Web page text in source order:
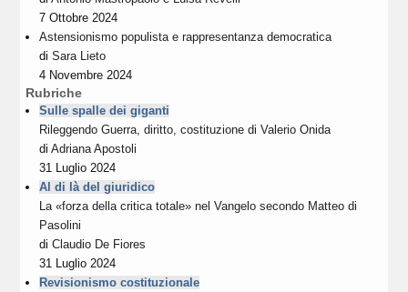
7 Ottobre 2024
Astensionismo populista e rappresentanza democratica
diSara Lieto
4 Novembre 2024
Rubriche
Sulle spalle dei giganti
Rileggendo Guerra, diritto, costituzione di Valerio Onida
diAdriana Apostoli
31 Luglio 2024
Al di là del giuridico
La «forza della critica totale» nel Vangelo secondo Matteo di
Pasolini
diClaudio De Fiores
31 Luglio 2024
Revisionismo costituzionale